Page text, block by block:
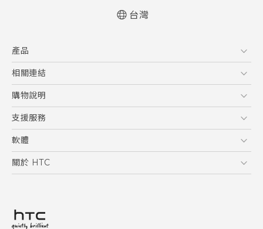
台灣
產品
5G
智慧型手機
配件
相關連結
HTC Research
購物說明
購物須知
訂單管理
付款方式
支援服務
到府收送維修服務
服務中心資訊
客戶服務佈告欄
軟體
應用程式
HTC Sync Manager
關於 HTC
投資人